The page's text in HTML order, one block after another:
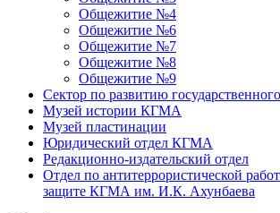
Общежитие №4
Общежитие №6
Общежитие №7
Общежитие №8
Общежитие №9
Сектор по развитию
Музей истории КГМА
Музей пластинации
Юридический отдел КГМА
Редакционно-издательский отдел
Отдел по антитеррористической
защите КГМА им. И.К. Ахунбаева